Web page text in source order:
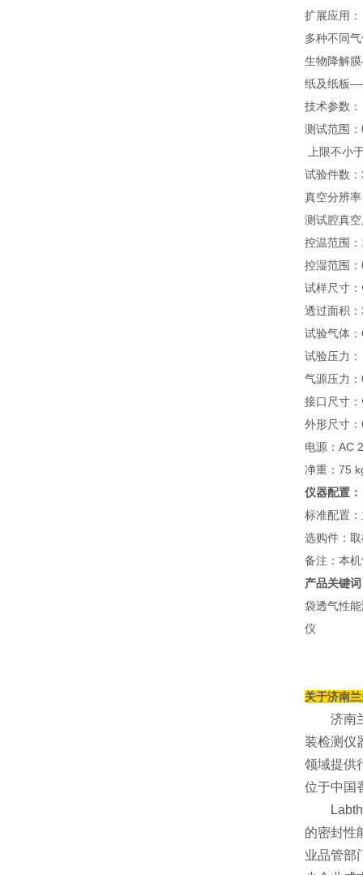
扩展应用：
多种不同
生物降解
纸及纸板
技术参数：
测试范围
上限不小
试验件数
真空分辨
测试腔真
控温范围
控湿范围
试样尺寸
透过面积
试验气体
试验压力
气源压力
接口尺寸
外形尺寸
电源：AC
净重：75
仪器配置：
标准配置
选购件：
备注：本
产品关键
袋透气性
仪
关于济南
济南兰
装检测仪
领域提供
位于中国
的密封性
业品管部